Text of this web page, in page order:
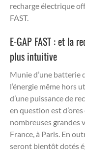
recharge électrique
FAST.
E-GAP FAST : et la
plus intuitive
Munie d’une batterie
l’énergie même hors
d’une puissance de
en question est
nombreuses grandes
France, à Paris. En
seront bientôt dotés